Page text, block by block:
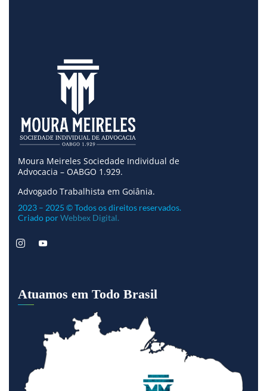
Moura Meireles Sociedade Individual de
Advocacia – OABGO 1.929.
Advogado Trabalhista em Goiânia.
2023 – 2025 © Todos os direitos reservados.
Criado porWebbex Digital.
Atuamos em Todo Brasil